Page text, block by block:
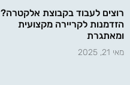
רוצים לעבוד בקבוצת אלקטרה?
הזדמנות לקריירה מקצועית
ומאתגרת
מאי 21, 2025